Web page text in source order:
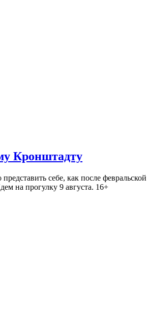
Кронштадту
себе, как после
на прогулку 9 августа. 16+